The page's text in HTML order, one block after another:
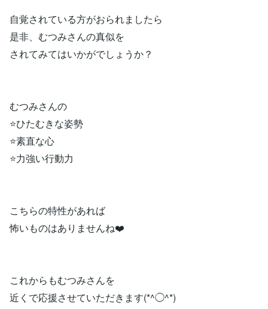
自覚されている方がおられましたら
是非、むつみさんの真似を
されてみてはいかがでしょうか？
むつみさんの
⭐️ひたむきな姿勢
⭐️素直な心
⭐️力強い行動力
こちらの特性があれば
怖いものはありませんね❤️
これからもむつみさんを
近くで応援させていただきます(*^◯^*)